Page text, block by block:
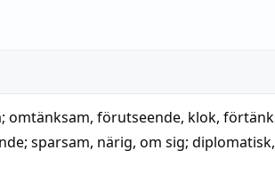
; omtänksam, förutseende, klok,
; sparsam, närig, om sig; diplomatisk